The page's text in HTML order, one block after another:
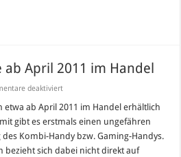
ab April 2011 im Handel
deaktiviertfür
Phone
April
2011
im
Handel
etwa ab April 2011 im Handel erhältlich
gibt es erstmals einen ungefähren
Kombi-Handy bzw. Gaming-Handys.
bezieht sich dabei nicht direkt auf